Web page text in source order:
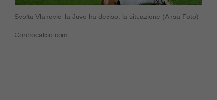
Svolta Vlahovic, la Juve ha deciso: la situazione (Ansa Foto)
Controcalcio.com